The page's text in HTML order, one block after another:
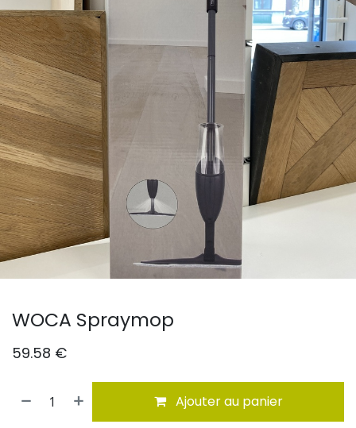
WOCA Spraymop
59.58 €
Ajouter au panier